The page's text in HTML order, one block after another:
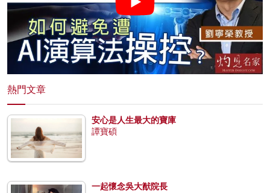
熱門文章
安心是人生最大的寶庫
譚寶碩
一起懷念吳大猷院長